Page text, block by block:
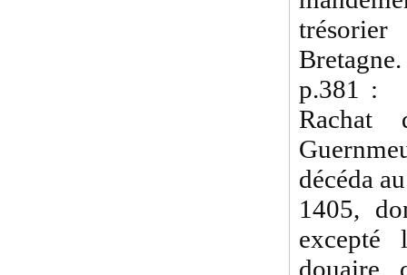
Bretagne.
p.381 :
Rachat
décéda
1405,
douaire